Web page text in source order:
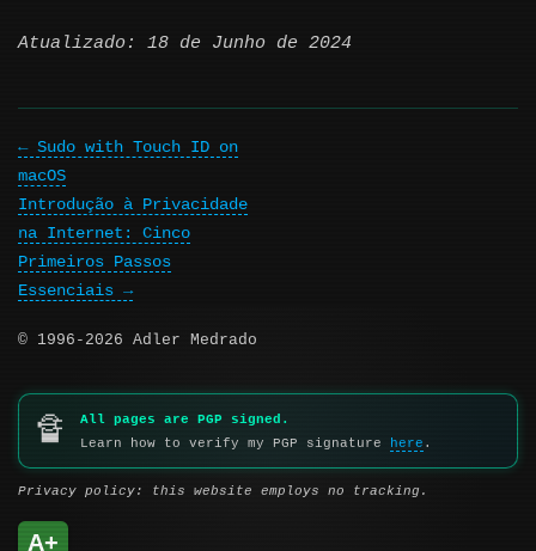
Atualizado: 18 de Junho de 2024
Sudo with Touch ID on
macOS
Introdução à Privacidade
na Internet: Cinco
Primeiros Passos
Essenciais
© 1996-2026 Adler Medrado
🔏
All pages are PGP signed.
Learn how to verify my PGP signature
here .
Privacy policy: this website employs no tracking.
A+